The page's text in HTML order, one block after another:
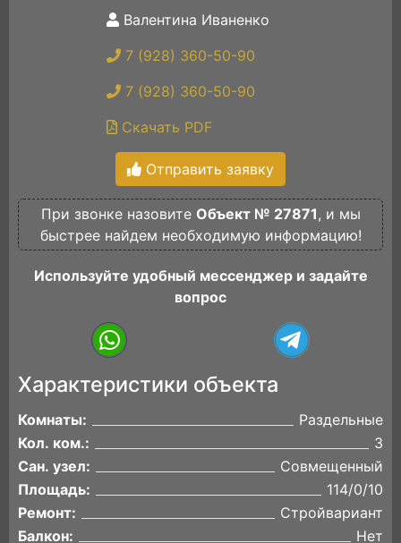
Валентина Иваненко
7 (928) 360-50-90
7 (928) 360-50-90
Скачать PDF
Отправить заявку
При звонке назовите Объект № 27871, и мы
быстрее найдем необходимую информацию!
Используйте удобный мессенджер и задайте
вопрос
Характеристики объекта
Комнаты:
Раздельные
Кол. ком.:
3
Сан. узел:
Совмещенный
Площадь:
114/0/10
Ремонт:
Стройвариант
Балкон:
Нет